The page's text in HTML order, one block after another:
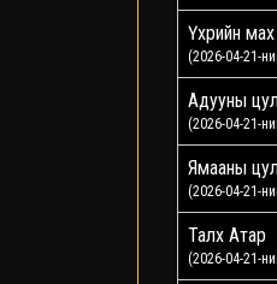
Үхрийн
(2026-04-21-
Адууны
(2026-04-21-
Ямааны
(2026-04-21-
Талх Атар
(2026-04-21-